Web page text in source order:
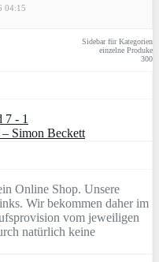
04:15
Sidebar für Kategorien
einzelne Produke
300
Simon Beckett
Online Shop. Unsere
Wir bekommen daher im
vom jeweiligen
natürlich keine